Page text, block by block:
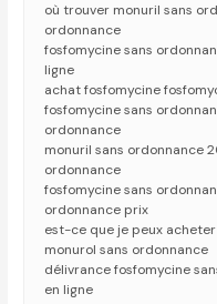
où trouver monuril sans
ordonnance
fosfomycine sans
ligne
achat fosfomycine
fosfomycine sans
ordonnance
monuril sans ordonnance
ordonnance
fosfomycine sans
ordonnance prix
est-ce que je peux
monurol sans ordonnance
délivrance fosfomycine
en ligne